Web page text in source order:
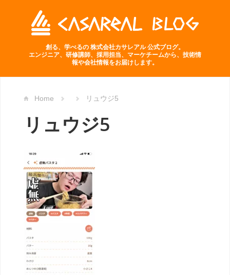
創る、学べるの 株式会社カサレアル 公式ブログ。
エンジニア、研修講師、採用担当、マーケチームから、技術情
報や会社情報をお届けします。
Home リュウジ5
リュウジ5